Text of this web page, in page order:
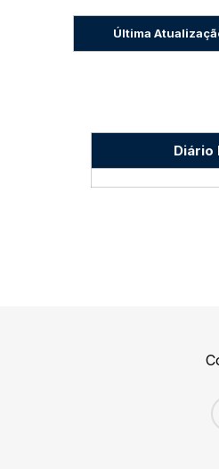
Última
Diário